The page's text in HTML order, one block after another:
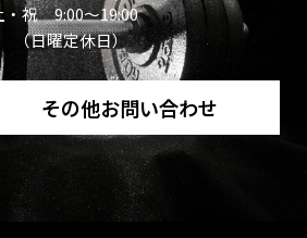
・祝 9:00～19:00
（日曜定休日）
その他お問い合わせ